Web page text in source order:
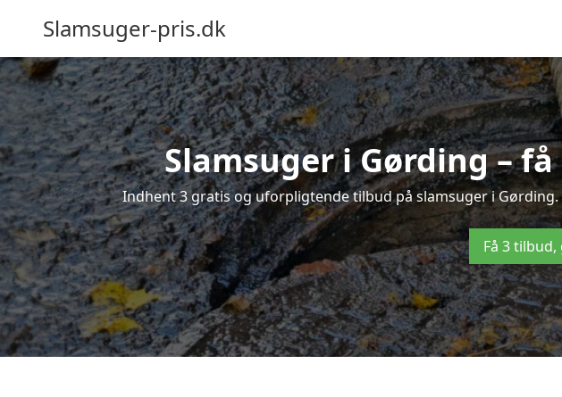
Slamsuger-pris.dk
Slamsuger i Gørding –
Indhent 3 gratis og uforpligtende tilbud på slamsuger i
Få 3